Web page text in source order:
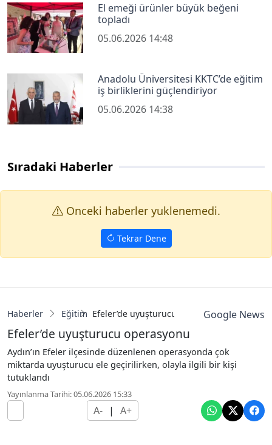
El emeği ürünler büyük beğeni
topladı
05.06.2026 14:48
Anadolu Üniversitesi KKTC’de eğitim
iş birliklerini güçlendiriyor
05.06.2026 14:38
Sıradaki Haberler
Onceki haberler yuklenemedi.
Tekrar Dene
Haberler Eğitim Efeler’de uyuşturucu operasyonuGoogle News
Efeler’de uyuşturucu operasyonu
Aydın’ın Efeler ilçesinde düzenlenen operasyonda çok
miktarda uyuşturucu ele geçirilirken, olayla ilgili bir kişi
tutuklandı
Yayınlanma Tarihi: 05.06.2026 15:33
A- | A+